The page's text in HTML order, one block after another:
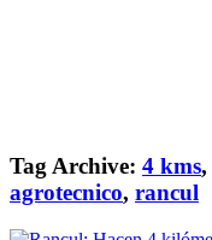
Tag Archive: 4 kms,
agrotecnico, rancul